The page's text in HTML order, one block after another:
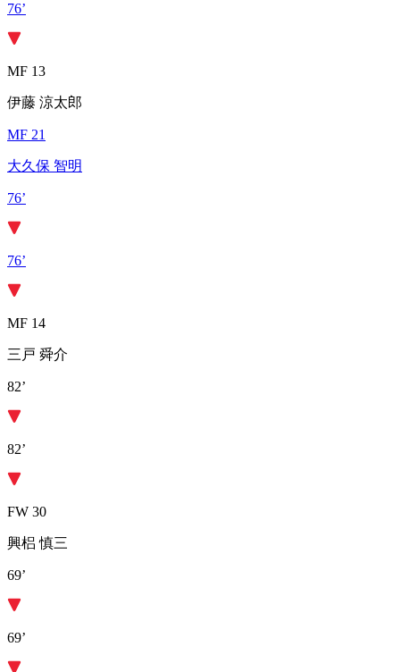
76’
MF 13
伊藤 涼太郎
MF 21
大久保 智明
76’
76’
MF 14
三戸 舜介
82’
82’
FW 30
興梠 慎三
69’
69’